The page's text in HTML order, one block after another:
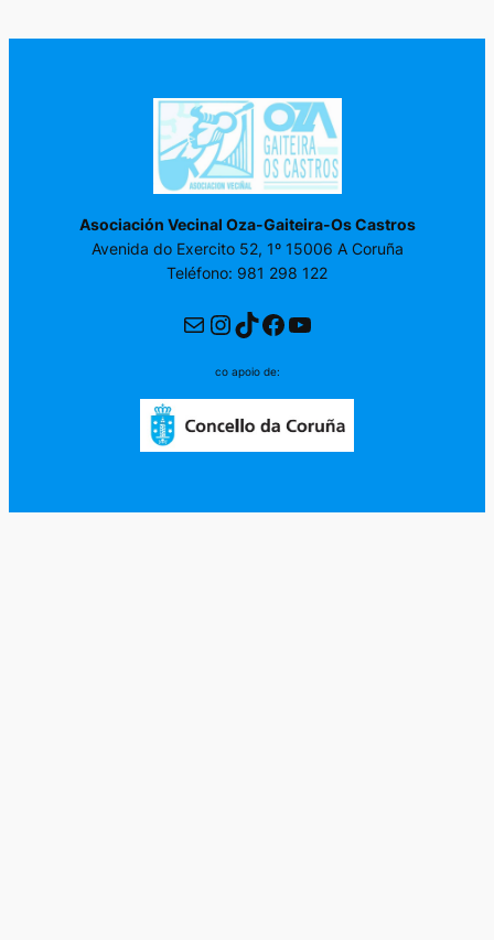
Asociación Vecinal Oza-Gaiteira-Os Castros
Avenida do Exercito 52, 1º 15006 A Coruña
Teléfono: 981 298 122
Correo electrónico
Instagram
TikTok
Facebook
YouTube
co apoio de: